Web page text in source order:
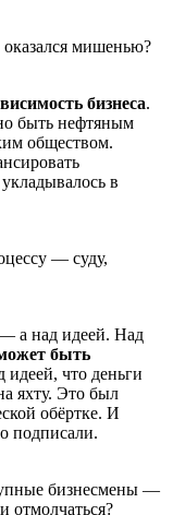
мишенью?
бизнеса.
быть нефтяным
обществом.
в
— суду,
а над идеей. Над
быть
идеей, что деньги
яхту. Это был
обёртке. И
подписали.
бизнесмены —